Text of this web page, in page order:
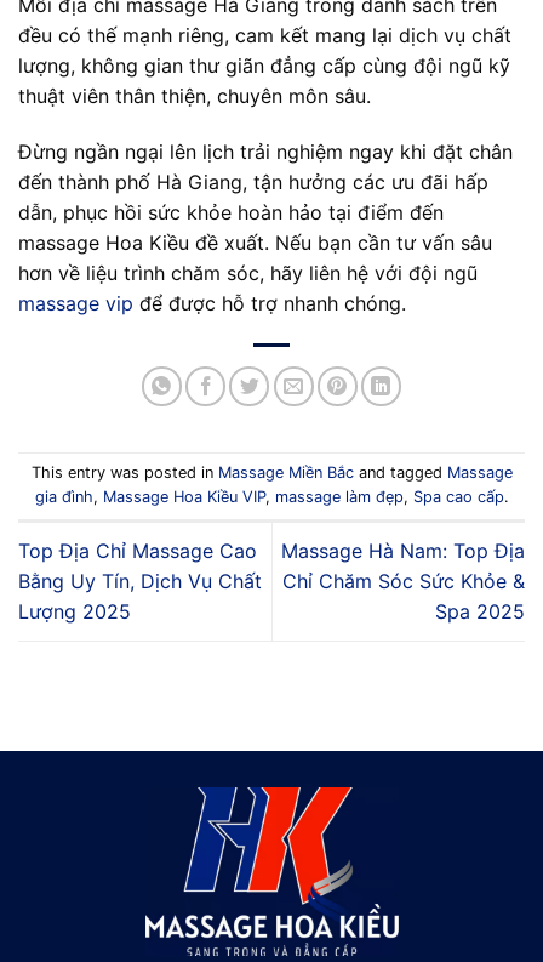
đều có thế mạnh riêng, cam kết mang lại dịch vụ chất
lượng, không gian thư giãn đẳng cấp cùng đội ngũ kỹ
thuật viên thân thiện, chuyên môn sâu.
Đừng ngần ngại lên lịch trải nghiệm ngay khi đặt chân
đến thành phố Hà Giang, tận hưởng các ưu đãi hấp
dẫn, phục hồi sức khỏe hoàn hảo tại điểm đến
massage Hoa Kiều đề xuất. Nếu bạn cần tư vấn sâu
hơn về liệu trình chăm sóc, hãy liên hệ với đội ngũ
massage vip để được hỗ trợ nhanh chóng.
This entry was posted in Massage Miền Bắcand tagged Massage
gia đình, Massage Hoa Kiều VIP, massage làm đẹp, Spa cao cấp.
Top Địa Chỉ Massage Cao
Bằng Uy Tín, Dịch Vụ Chất
Lượng 2025
Massage Hà Nam: Top Địa
Chỉ Chăm Sóc Sức Khỏe &
Spa 2025